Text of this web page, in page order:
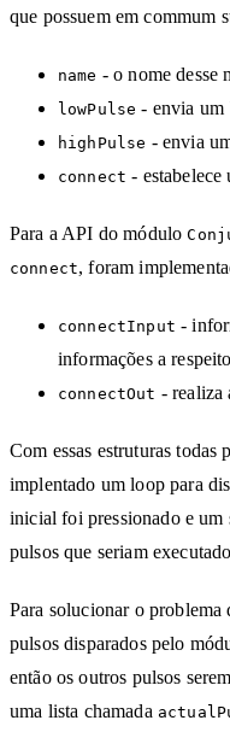
que possuem em commum
name - o nome desse
lowPulse - envia um
highPulse - envia
connect - estabelece
Para a API do módulo
connect, foram
connectInput -
informações a
connectOut - realiza
Com essas estruturas todas
implentado um loop para
inicial foi pressionado e um
pulsos que seriam
Para solucionar o problema
pulsos disparados pelo
então os outros pulsos
uma lista chamada